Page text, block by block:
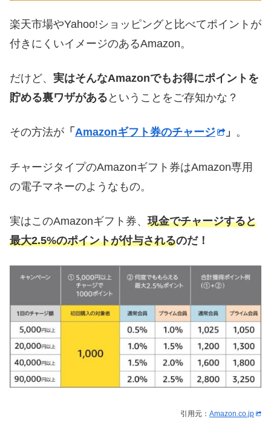
楽天市場やYahoo!ショッピングと比べてポイントが
付きにくいイメージのあるAmazon。
だけど、 実はそんなAmazonでもお得にポイントを
貯める裏ワザがある ということをご存知かな？
その方法が 「 Amazonギフト券のチャージ 」 。
チャージタイプのAmazonギフト券はAmazon専用
の電子マネーのようなもの。
実はこのAmazonギフト券、 現金でチャージすると
最大2.5%のポイントが付与されるのだ！
引用元： Amazon.co.jp